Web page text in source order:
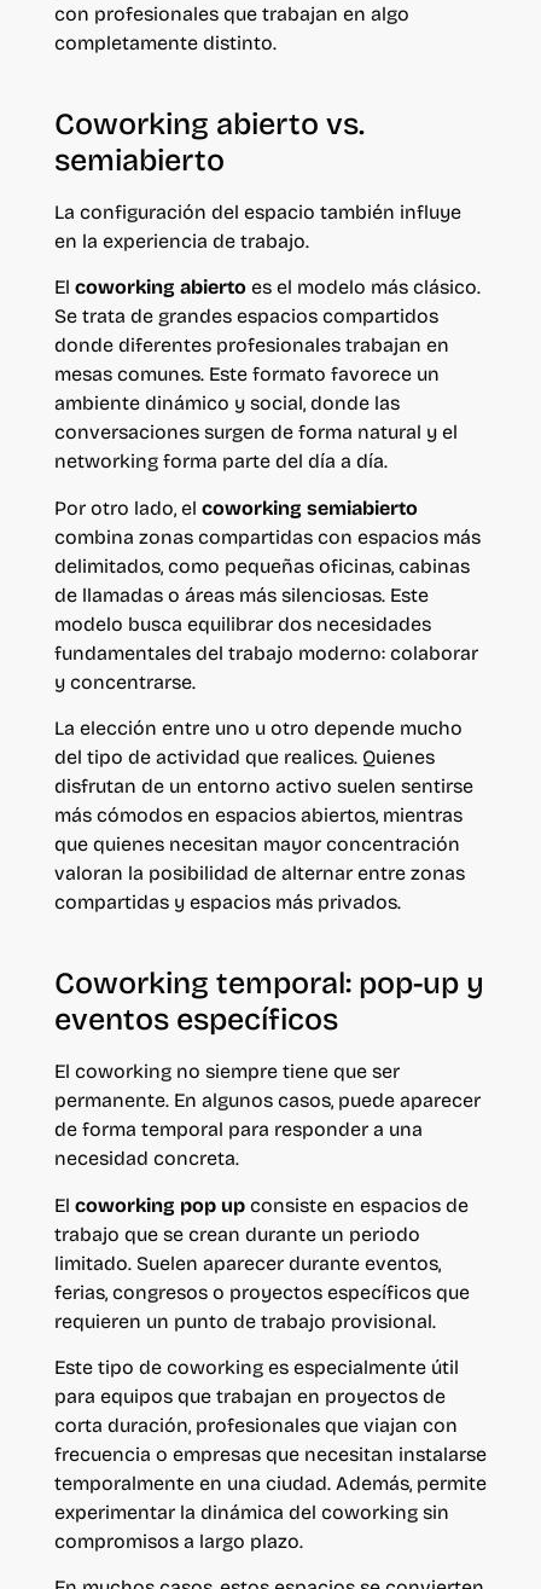
con profesionales que trabajan en algo
completamente distinto.
Coworking abierto vs.
semiabierto
La configuración del espacio también influye
en la experiencia de trabajo.
El coworking abiertoes el modelo más clásico.
Se trata de grandes espacios compartidos
donde diferentes profesionales trabajan en
mesas comunes. Este formato favorece un
ambiente dinámico y social, donde las
conversaciones surgen de forma natural y el
networking forma parte del día a día.
Por otro lado, el coworking semiabierto
combina zonas compartidas con espacios más
delimitados, como pequeñas oficinas, cabinas
de llamadas o áreas más silenciosas. Este
modelo busca equilibrar dos necesidades
fundamentales del trabajo moderno: colaborar
y concentrarse.
La elección entre uno u otro depende mucho
del tipo de actividad que realices. Quienes
disfrutan de un entorno activo suelen sentirse
más cómodos en espacios abiertos, mientras
que quienes necesitan mayor concentración
valoran la posibilidad de alternar entre zonas
compartidas y espacios más privados.
Coworking temporal: pop-up y
eventos específicos
El coworking no siempre tiene que ser
permanente. En algunos casos, puede aparecer
de forma temporal para responder a una
necesidad concreta.
El coworking pop upconsiste en espacios de
trabajo que se crean durante un periodo
limitado. Suelen aparecer durante eventos,
ferias, congresos o proyectos específicos que
requieren un punto de trabajo provisional.
Este tipo de coworking es especialmente útil
para equipos que trabajan en proyectos de
corta duración, profesionales que viajan con
frecuencia o empresas que necesitan instalarse
temporalmente en una ciudad. Además, permite
experimentar la dinámica del coworking sin
compromisos a largo plazo.